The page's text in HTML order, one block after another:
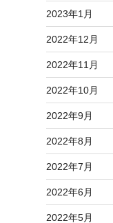
2023年1月
2022年12月
2022年11月
2022年10月
2022年9月
2022年8月
2022年7月
2022年6月
2022年5月